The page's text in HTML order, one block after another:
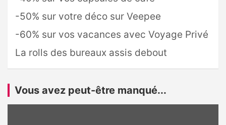
-50% sur votre déco sur Veepee
-60% sur vos vacances avec Voyage Privé
La rolls des bureaux assis debout
Vous avez peut-être manqué...